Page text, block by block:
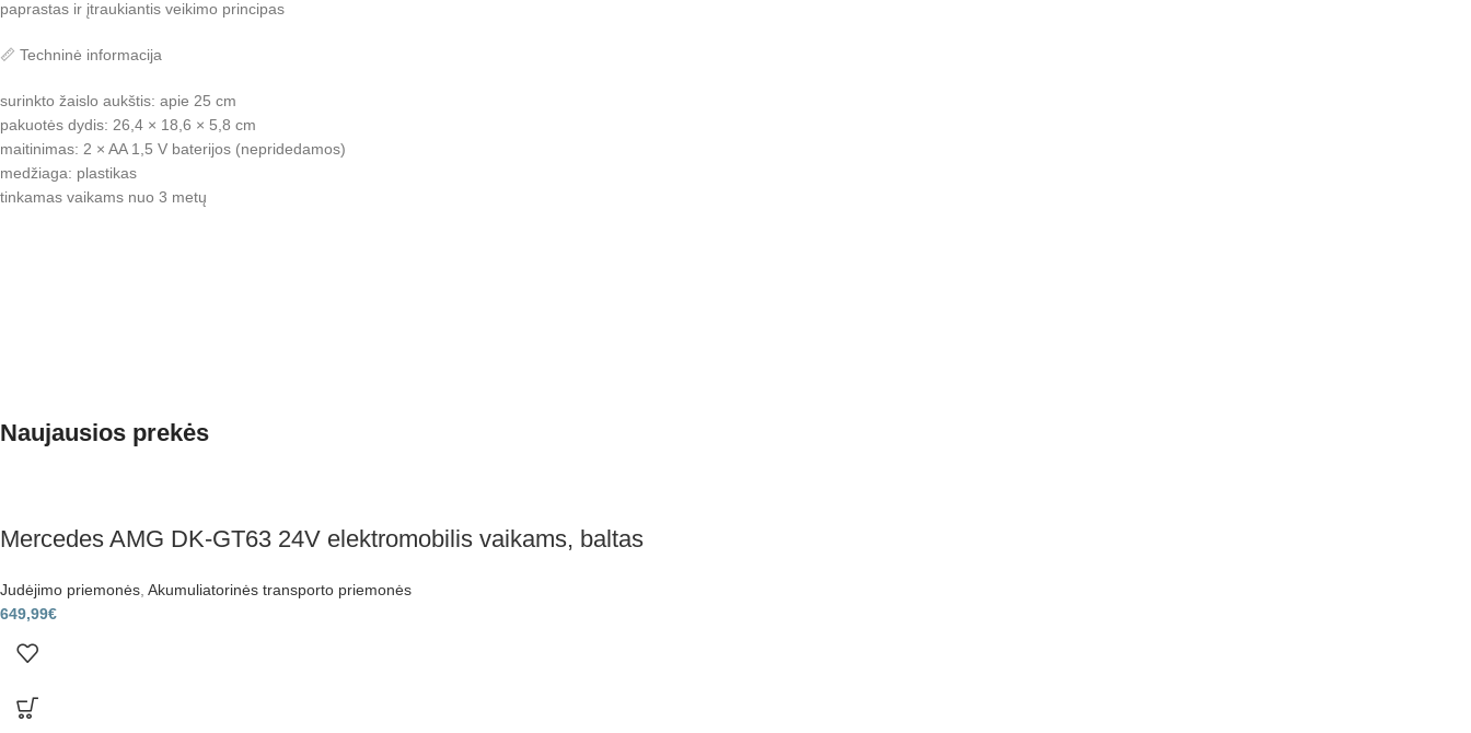
paprastas ir įtraukiantis veikimo principas
📏 Techninė informacija
surinkto žaislo aukštis: apie 25 cm
pakuotės dydis: 26,4 × 18,6 × 5,8 cm
maitinimas: 2 × AA 1,5 V baterijos (nepridedamos)
medžiaga: plastikas
tinkamas vaikams nuo 3 metų
Naujausios prekės
Mercedes AMG DK-GT63 24V elektromobilis vaikams, baltas
Judėjimo priemonės Akumuliatorinės transporto priemonės
649,99€